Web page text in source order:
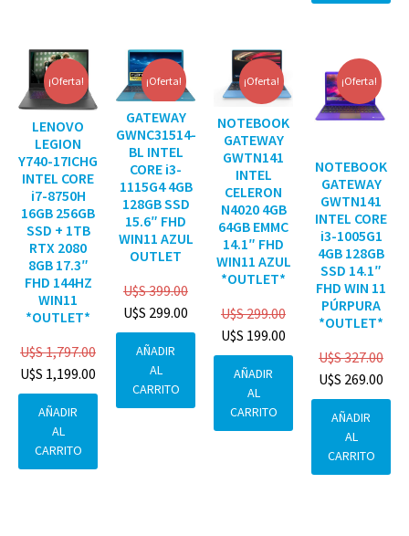
¡Oferta!
LENOVO
LEGION
Y740-17ICHG
INTEL CORE
i7-8750H
16GB 256GB
SSD + 1TB
RTX 2080
8GB 17.3″
FHD 144HZ
WIN11
*OUTLET*
U$S1,797.00
U$S 1,199.00
AÑADIR
AL
CARRITO
¡Oferta!
GATEWAY
GWNC31514-
BL INTEL
CORE i3-
1115G4 4GB
128GB SSD
15.6″ FHD
WIN11 AZUL
OUTLET
U$S399.00
U$S 299.00
AÑADIR
AL
CARRITO
¡Oferta!
NOTEBOOK
GATEWAY
GWTN141
INTEL
CELERON
N4020 4GB
64GB EMMC
14.1″ FHD
WIN11 AZUL
*OUTLET*
U$S299.00
U$S 199.00
AÑADIR
AL
CARRITO
¡Oferta!
NOTEBOOK
GATEWAY
GWTN141
INTEL CORE
i3-1005G1
4GB 128GB
SSD 14.1″
FHD WIN 11
PÚRPURA
*OUTLET*
U$S327.00
U$S 269.00
AÑADIR
AL
CARRITO